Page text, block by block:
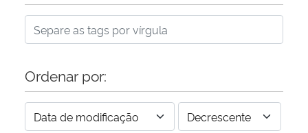
Ordenar por: